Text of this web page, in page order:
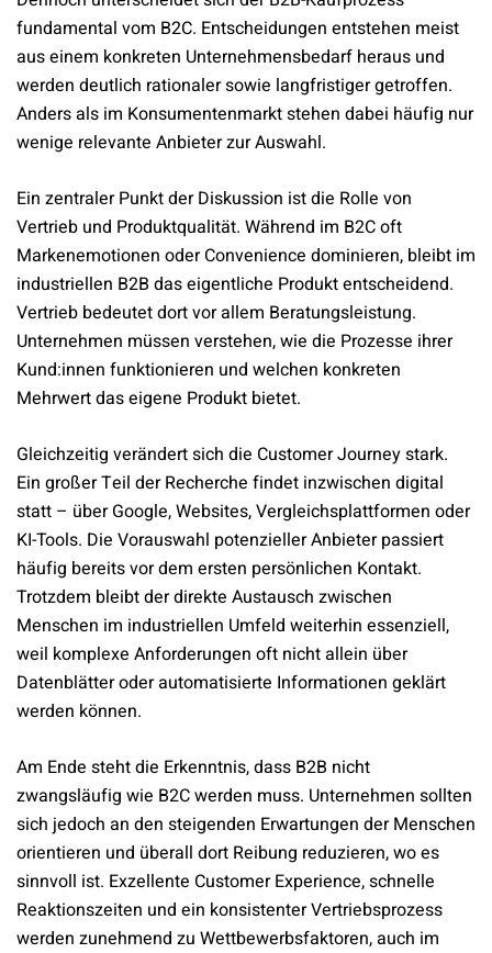
fundamental vom B2C. Entscheidungen entstehen meist
aus einem konkreten Unternehmensbedarf heraus und
werden deutlich rationaler sowie langfristiger getroffen.
Anders als im Konsumentenmarkt stehen dabei häufig nur
wenige relevante Anbieter zur Auswahl.
Ein zentraler Punkt der Diskussion ist die Rolle von
Vertrieb und Produktqualität. Während im B2C oft
Markenemotionen oder Convenience dominieren, bleibt im
industriellen B2B das eigentliche Produkt entscheidend.
Vertrieb bedeutet dort vor allem Beratungsleistung.
Unternehmen müssen verstehen, wie die Prozesse ihrer
Kund:innen funktionieren und welchen konkreten
Mehrwert das eigene Produkt bietet.
Gleichzeitig verändert sich die Customer Journey stark.
Ein großer Teil der Recherche findet inzwischen digital
statt – über Google, Websites, Vergleichsplattformen oder
KI-Tools. Die Vorauswahl potenzieller Anbieter passiert
häufig bereits vor dem ersten persönlichen Kontakt.
Trotzdem bleibt der direkte Austausch zwischen
Menschen im industriellen Umfeld weiterhin essenziell,
weil komplexe Anforderungen oft nicht allein über
Datenblätter oder automatisierte Informationen geklärt
werden können.
Am Ende steht die Erkenntnis, dass B2B nicht
zwangsläufig wie B2C werden muss. Unternehmen sollten
sich jedoch an den steigenden Erwartungen der Menschen
orientieren und überall dort Reibung reduzieren, wo es
sinnvoll ist. Exzellente Customer Experience, schnelle
Reaktionszeiten und ein konsistenter Vertriebsprozess
werden zunehmend zu Wettbewerbsfaktoren, auch im